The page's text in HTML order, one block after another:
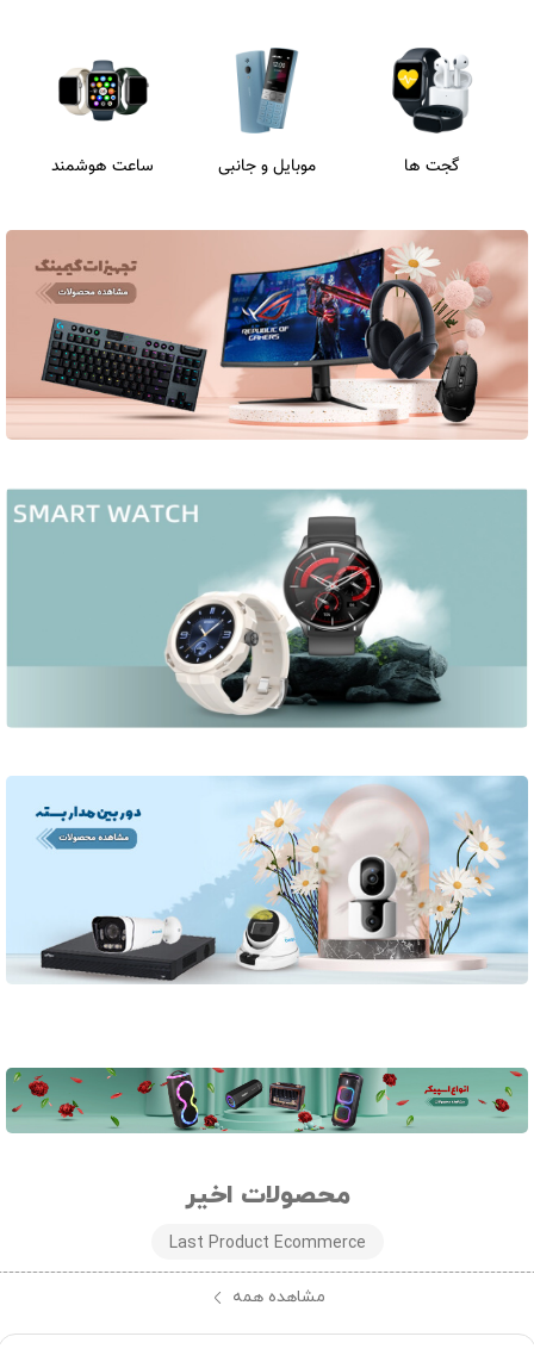
گجت ها موبایل و جانبی ساعت هوشمند
محصولات اخیر
Last Product Ecommerce
مشاهده همه